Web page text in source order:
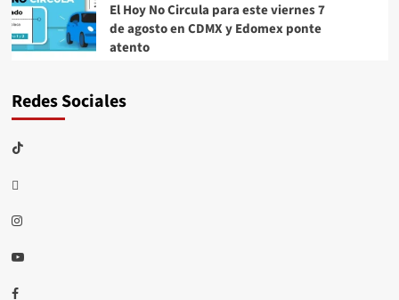
El Hoy No Circula para este viernes 7
de agosto en CDMX y Edomex ponte
atento
Redes Sociales
TikTok
threads
Instagram
Youtube
Facebook